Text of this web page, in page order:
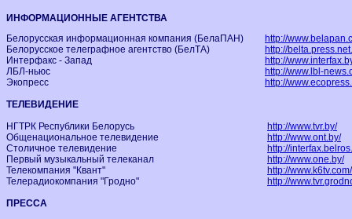
ИНФОРМАЦИОННЫЕ АГЕНТСТВА
Белорусская информационная компания (БелаПАН)
http://
Белорусское телеграфное агентство (БелТА)
http://
Интерфакс - Запад
http://
ЛБЛ-ньюс
http://www.lbl-
Экопресс
http://
ТЕЛЕВИДЕНИЕ
НГТРК Республики Белорусь
http://www.tvr.by/
Общенациональное телевидение
http://www.ont.by/
Столичное телевидение
http://
Первый музыкальный телеканал
http://www.one.by/
Телекомпания "Квант"
http://www.k6tv.com/
Телерадиокомпания "Гродно"
http://
ПРЕССА